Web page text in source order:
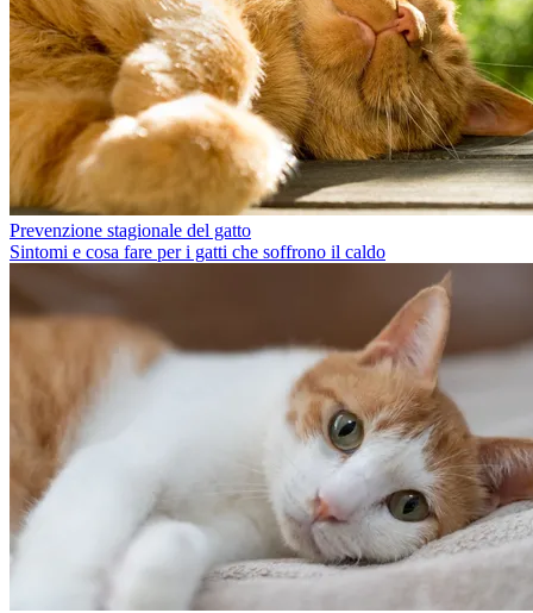
Prevenzione stagionale del gatto
Sintomi e cosa fare per i gatti che soffrono il caldo